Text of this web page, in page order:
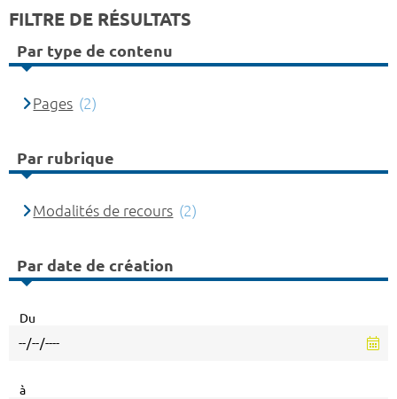
FILTRE DE RÉSULTATS
Par type de contenu
Pages (2)
Par rubrique
Modalités de recours (2)
Par date de création
Du
à